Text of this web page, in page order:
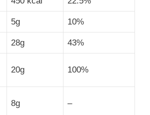
5g 10%
28g 43%
20g 100%
8g –